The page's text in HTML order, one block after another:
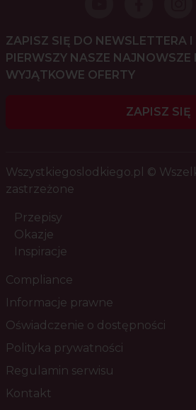
ZAPISZ SIĘ DO NEWSLETTERA I
PIERWSZY NASZE NAJNOWSZE
WYJĄTKOWE OFERTY
ZAPISZ SIĘ
Wszystkiegoslodkiego.pl ©
zastrzeżone
Przepisy
Okazje
Inspiracje
Compliance
Informacje prawne
Oświadczenie o dostępności
Polityka prywatności
Regulamin serwisu
Kontakt